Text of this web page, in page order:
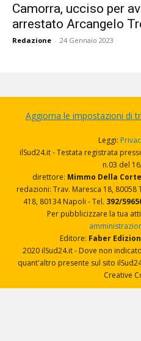
Camorra, ucciso per
arrestato Arcangelo
Redazione - 24 Gennaio 2023
Aggiorna le impostazioni di
Leggi:
ilSud24.it - Testata registrata
n.03 del
direttore: Mimmo Della Corte
redazioni: Trav. Maresca 18,
418, 80134 Napoli - Tel. 392/
Per pubblicizzare la tua
Editore: Faber
2020 ilSud24.it - Dove non
quant'altro presente sul sito
Creative